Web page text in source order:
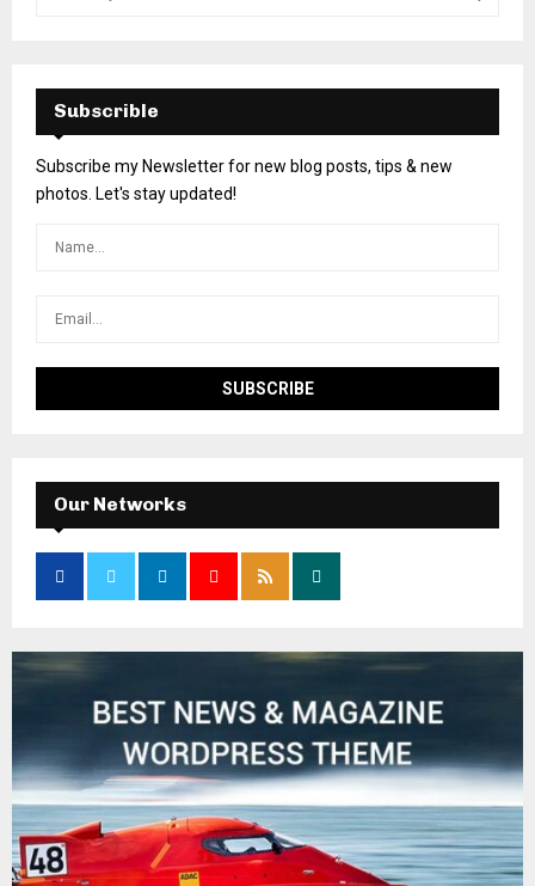
Subscrible
Subscribe my Newsletter for new blog posts, tips & new
photos. Let's stay updated!
Our Networks